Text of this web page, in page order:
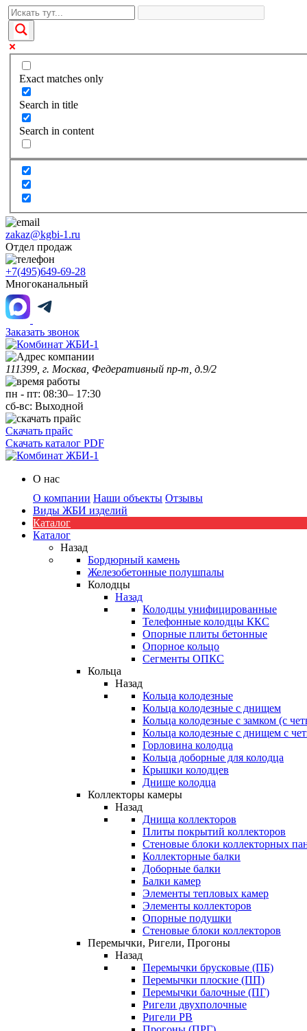
Exact matches only
Search in title
Search in content
zakaz@kgbi-1.ru
Отдел продаж
+7(495)649-69-28
Многоканальный
Заказать звонок
111399, г. Москва, Федеративный пр-т, д.9/2
пн - пт: 08:30– 17:30
сб-вс: Выходной
Скачать прайс
Скачать каталог PDF
О нас
О компании Наши объекты Отзывы
Виды ЖБИ изделий
Каталог
Каталог
Назад
Бордюрный камень
Железобетонные полушпалы
Колодцы
Назад
Колодцы унифицированные
Телефонные колодцы ККС
Опорные плиты бетонные
Опорное кольцо
Сегменты ОПКС
Кольца
Назад
Кольца колодезные
Кольца колодезные с днищем
Кольца колодезные с замком (с
Кольца колодезные с днищем с
Горловина колодца
Кольца доборные для колодца
Крышки колодцев
Днище колодца
Коллекторы камеры
Назад
Днища коллекторов
Плиты покрытий коллекторов
Стеновые блоки коллекторных
Коллекторные балки
Доборные балки
Балки камер
Элементы тепловых камер
Элементы коллекторов
Опорные подушки
Стеновые блоки коллекторов
Перемычки, Ригели, Прогоны
Назад
Перемычки брусковые (ПБ)
Перемычки плоские (ПП)
Перемычки балочные (ПГ)
Ригели двухполочные
Ригели РВ